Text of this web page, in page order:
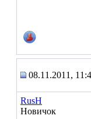
08.11.2011,
RusH
Новичок